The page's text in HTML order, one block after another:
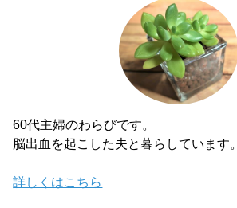
60代主婦のわらびです。
脳出血を起こした夫と暮らしています。
詳しくはこちら